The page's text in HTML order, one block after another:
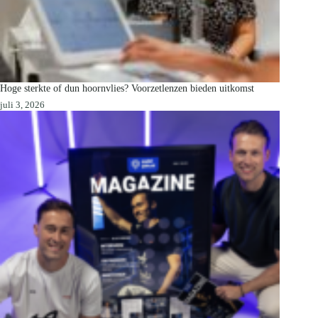
Hoge sterkte of dun hoornvlies? Voorzetlenzen bieden uitkomst
juli 3, 2026